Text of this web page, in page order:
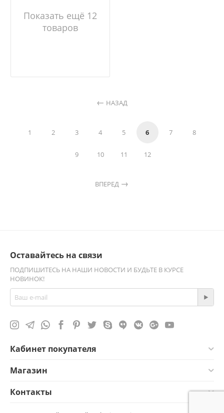
Показать ещё 12
товаров
НАЗАД
1 2 3 4 5 6 7 8
9 10 11 12
ВПЕРЕД
Оставайтесь на связи
ПОДПИШИТЕСЬ НА НАШИ НОВОСТИ И БУДЬТЕ В КУРСЕ
НОВИНОК!
Кабинет покупателя
Магазин
Контакты